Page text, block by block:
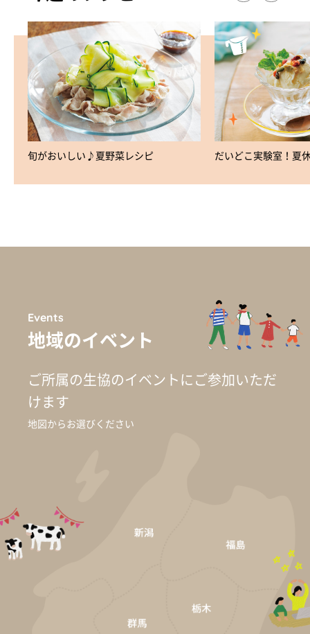
旬がおいしい♪夏野菜レシピ だいどこ実験室！夏
Events
地域のイベント
ご所属の生協のイベントに ご参加いただ
けます
地図からお選びください